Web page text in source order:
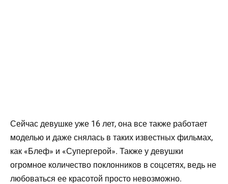
Сейчас девушке уже 16 лет, она все также работает
моделью и даже снялась в таких известных фильмах,
как «Блеф» и «Супергерой». Также у девушки
огромное количество поклонников в соцсетях, ведь не
любоваться ее красотой просто невозможно.